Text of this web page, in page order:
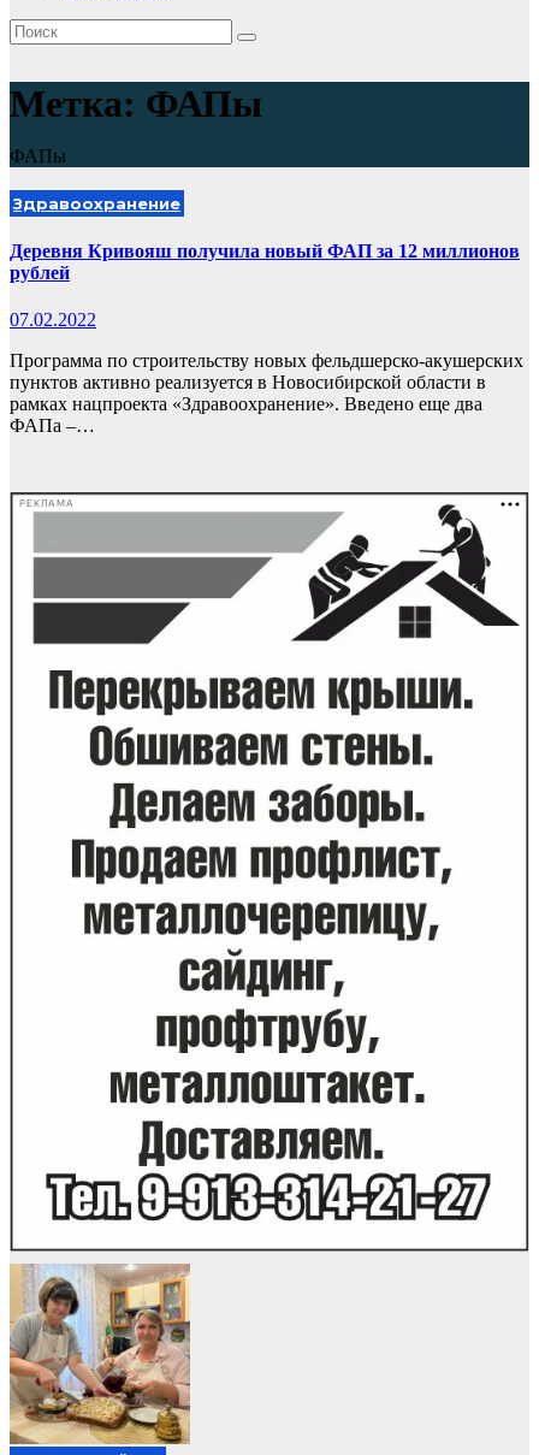
Метка: ФАПы
ФАПы
Здравоохранение
Деревня Кривояш получила новый ФАП за 12 миллионов
рублей
07.02.2022
Программа по строительству новых фельдшерско-акушерских
пунктов активно реализуется в Новосибирской области в
рамках нацпроекта «Здравоохранение». Введено еще два
ФАПа –…
РЕКЛАМА